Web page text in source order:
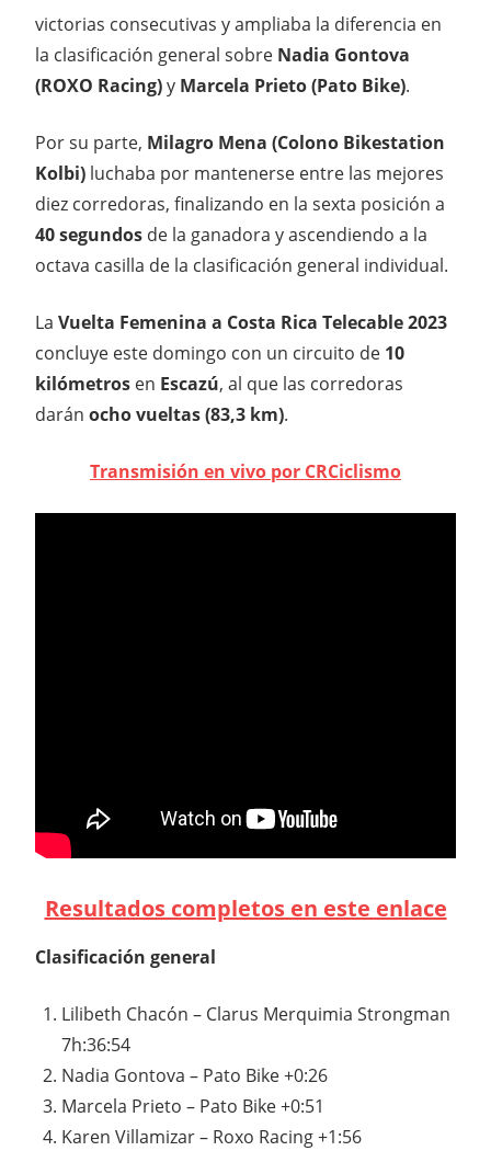
victorias consecutivas y ampliaba la diferencia en
la clasificación general sobre Nadia Gontova
(ROXO Racing)y Marcela Prieto (Pato Bike).
Por su parte, Milagro Mena (Colono Bikestation
Kolbi) luchaba por mantenerse entre las mejores
diez corredoras, finalizando en la sexta posición a
40 segundos de la ganadora y ascendiendo a la
octava casilla de la clasificación general individual.
La Vuelta Femenina a Costa Rica Telecable 2023
concluye este domingo con un circuito de 10
kilómetros en Escazú, al que las corredoras
darán ocho vueltas (83,3 km).
Transmisión en vivo por CRCiclismo
Resultados completos en este enlace
Clasificación general
Lilibeth Chacón – Clarus Merquimia Strongman
7h:36:54
Nadia Gontova – Pato Bike +0:26
Marcela Prieto – Pato Bike +0:51
Karen Villamizar – Roxo Racing +1:56